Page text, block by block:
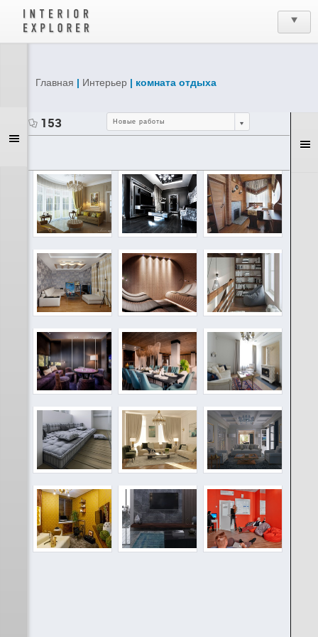
Главная | Интерьер | комната отдыха
153 Новые работы